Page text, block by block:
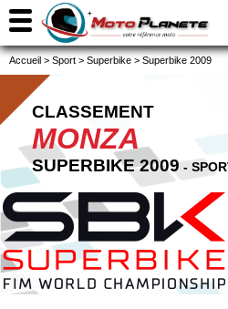
Accueil > Sport > Superbike > Superbike 2009
CLASSEMENT
MONZA
SUPERBIKE 2009 -